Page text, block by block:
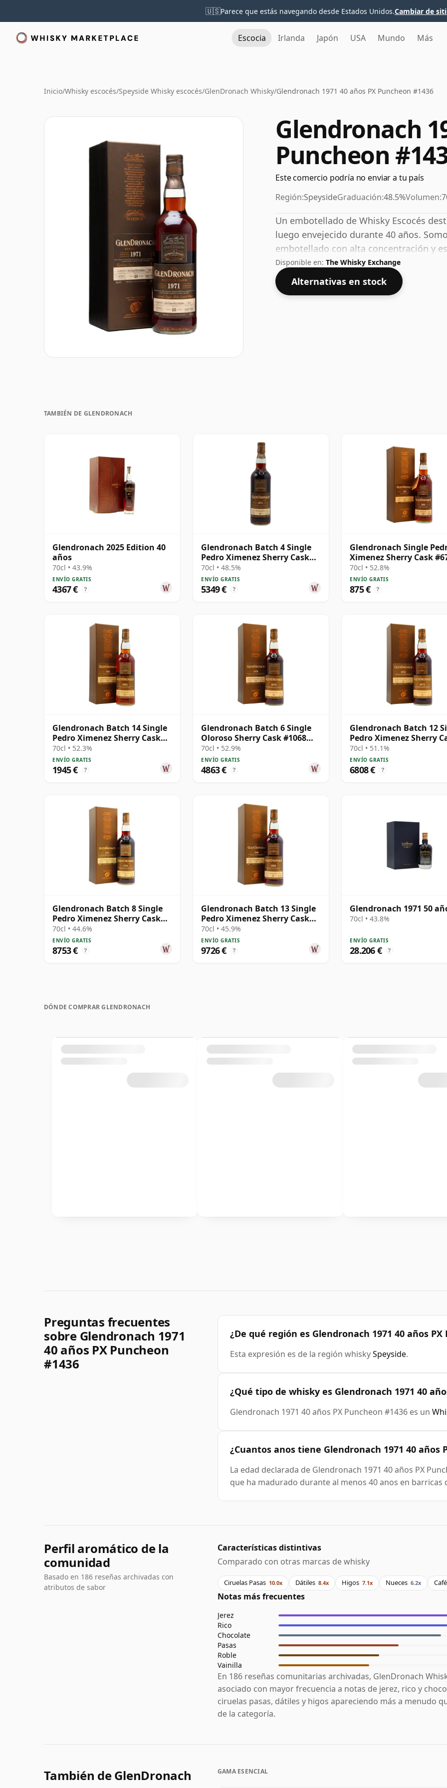
🇺🇸Parece que estás navegando desde Estados Unidos.Cambiar de
Escocia Irlanda Japón USA Mundo Más
Inicio/Whisky escocés/Speyside Whisky escocés/GlenDronach Whisky/Glendronach 1971 40 años PX Puncheon #1436
Glendronach
Puncheon
Este comercio podría no enviar a tu país
Región:SpeysideGraduación:48.5%Volumen:
Un embotellado de Whisky Escocés
luego envejecido durante 40 años.
embotellado con alta concentración y
Disponible en: The Whisky Exchange
Alternativas en stock
TAMBIÉN DE GLENDRONACH
Glendronach 2025 Edition 40
años
70cl • 43.9%
ENVÍO GRATIS
4367 € ?
Glendronach Batch 4 Single
Pedro Ximenez Sherry Cask
#1436 1971 40 años
70cl • 48.5%
ENVÍO GRATIS
5349 € ?
Glendronach Single
Ximenez Sherry Cask
1993 30 años
70cl • 52.8%
ENVÍO GRATIS
875 € ?
Glendronach Batch 14 Single
Pedro Ximenez Sherry Cask
#1037 1985 30 años
70cl • 52.3%
ENVÍO GRATIS
1945 € ?
Glendronach Batch 6 Single
Oloroso Sherry Cask #1068
1978 33 años
70cl • 52.9%
ENVÍO GRATIS
4863 € ?
Glendronach Batch 12
Pedro Ximenez Sherry
#706 1972 43 años
70cl • 51.1%
ENVÍO GRATIS
6808 € ?
Glendronach Batch 8 Single
Pedro Ximenez Sherry Cask
#1246 1971 42 años
70cl • 44.6%
ENVÍO GRATIS
8753 € ?
Glendronach Batch 13 Single
Pedro Ximenez Sherry Cask
#5837 1968 47 años
70cl • 45.9%
ENVÍO GRATIS
9726 € ?
Glendronach 1971 50
70cl • 43.8%
ENVÍO GRATIS
28.206 € ?
DÓNDE COMPRAR GLENDRONACH
Preguntas frecuentes
sobre Glendronach 1971
40 años PX Puncheon
#1436
¿De qué región es Glendronach 1971 40 años PX
Esta expresión es de la región whiskySpeyside.
¿Qué tipo de whisky es Glendronach 1971 40
Glendronach 1971 40 años PX Puncheon #1436 es un
¿Cuantos anos tiene Glendronach 1971 40 años
La edad declarada de Glendronach 1971 40 años PX
que ha madurado durante al menos 40 anos en
Perfil aromático de la
comunidad
Basado en 186 reseñas archivadas con
atributos de sabor
Características distintivas
Comparado con otras marcas de whisky
Ciruelas Pasas 10.0x Dátiles 8.4x Higos 7.1x Nueces 6.2x Café
Notas más frecuentes
Jerez
Rico
Chocolate
Pasas
Roble
Vainilla
En 186 reseñas comunitarias archivadas, GlenDronach
asociado con mayor frecuencia a notas de jerez, rico y
ciruelas pasas, dátiles y higos apareciendo más a menudo
de la categoría.
También de GlenDronach GAMA ESENCIAL